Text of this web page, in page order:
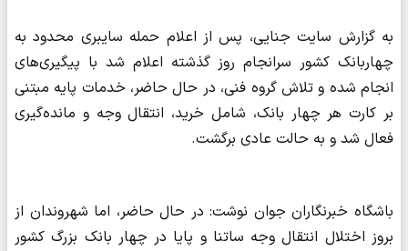
به گزارش سایت جنایی، پس از اعلام حمله سایبری محدود به
چهاربانک کشور سرانجام روز گذشته اعلام شد با پیگیری‌های
انجام شده و تلاش گروه فنی، در حال حاضر، خدمات پایه مبتنی
بر کارت هر چهار بانک، شامل خرید، انتقال وجه و مانده‌گیری
فعال شد و به حالت عادی برگشت.
باشگاه خبرنگاران جوان نوشت: در حال حاضر، اما شهروندان از
بروز اختلال انتقال وجه ساتنا و پایا در چهار بانک بزرگ کشور